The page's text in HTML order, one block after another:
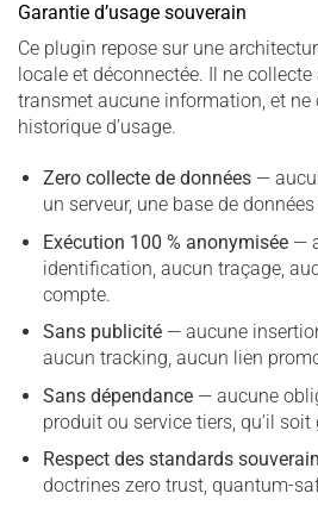
Garantie d’usage souverain
Ce plugin repose sur une
locale et déconnectée. Il ne
transmet aucune information, et ne
historique d’usage.
Zero collecte de données—
un serveur, une base de
Exécution 100 % anonymisée—
identification, aucun traçage,
compte.
Sans publicité— aucune
aucun tracking, aucun lien
Sans dépendance— aucune
produit ou service tiers, qu’il
Respect des standards
doctrines zero trust, quantum-